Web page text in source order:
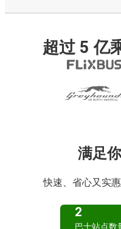
超过 5 亿
满足
快速、省心又实
2
巴士站点数